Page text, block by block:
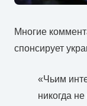
Многие
спонсирует
«Чьим
никогда